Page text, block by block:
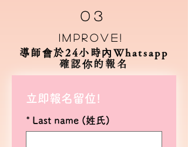
0 3
improve!
​導師會於24小時內Whatsapp
確認你的報名
立即報名留位!
* Last name (姓氏)